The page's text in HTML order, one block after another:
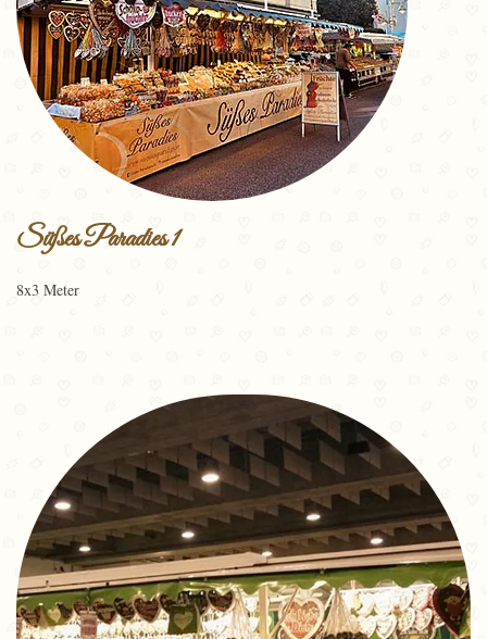
Süßes Paradies 1
8x3 Meter